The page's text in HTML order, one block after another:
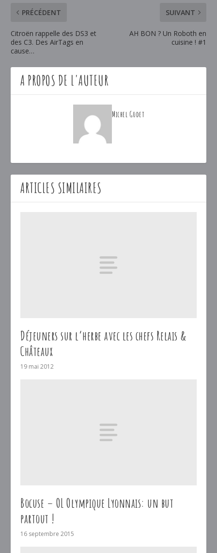
PRÉCÉDENT
Citroën rappelle des DS3 et
des C3. Des AirTags en
cause…
SUIVANT
AH BON ? Un Roboth en
cuisine ! #1
A PROPOS DE L'AUTEUR
Michel Godet
ARTICLES SIMILAIRES
Déjeuners sur l’herbe avec les chefs Relais &
Châteaux
19 mai 2012
Bocuse – OL Olympique Lyonnais: un but
partout !
16 septembre 2015